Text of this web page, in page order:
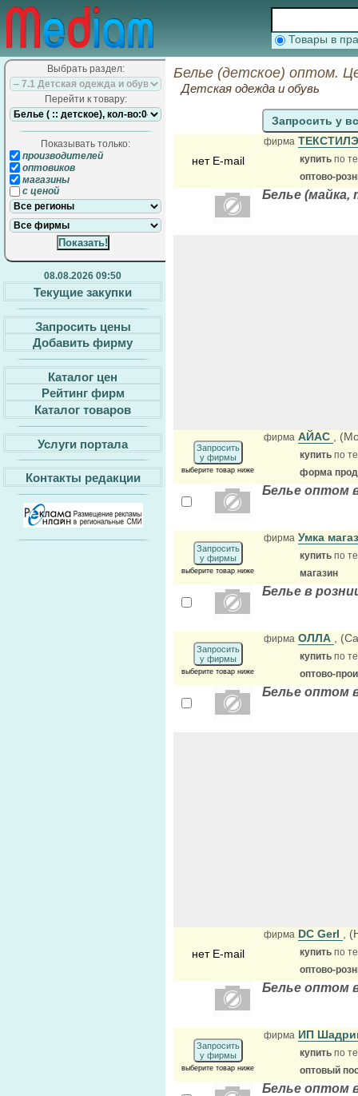
Товары в
Выбрать раздел:
Перейти к товару:
Показывать только:
производителей
оптовиков
магазины
с ценой
08.08.2026 09:50
Текущие закупки
Запросить цены
Добавить фирму
Каталог цен
Рейтинг фирм
Каталог товаров
Услуги портала
Контакты редакции
Белье (детское) оптом.
Детская одежда и обувь
Запросить у
нет E-mail
фирма
купить по
оптово-
Белье (майка,
Запросить
у фирмы
выберите товар ниже
фирма АЙАС ,
купить по
форма
Белье оптом
Запросить
у фирмы
выберите товар ниже
фирма Умка
купить по
магазин
Белье в
Запросить
у фирмы
выберите товар ниже
фирма ОЛЛА ,
купить по
оптово-
Белье оптом
нет E-mail
фирма DC Gerl ,
купить по
оптово-
Белье оптом
Запросить
у фирмы
выберите товар ниже
фирма ИП
купить по
оптовый
Белье оптом